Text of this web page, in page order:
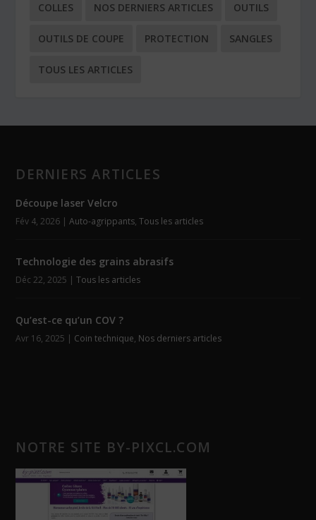
COLLES NOS DERNIERS ARTICLES OUTILS
OUTILS DE COUPE PROTECTION SANGLES
TOUS LES ARTICLES
DERNIERS ARTICLES
Découpe laser Velcro
Fév 4, 2026 |Auto-agrippants,Tous les articles
Technologie des grains abrasifs
Déc 22, 2025 |Tous les articles
Qu’est-ce qu’un COV ?
Avr 16, 2025 | Coin technique, Nos derniers articles
NOTRE SITE BY-PIXCL.COM